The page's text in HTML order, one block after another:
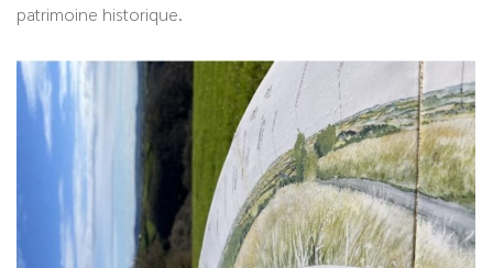
patrimoine historique.